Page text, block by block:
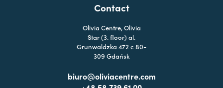
Contact
Olivia Centre, Olivia
Star (3. floor) al.
Grunwaldzka 472 c 80-
309 Gdańsk
biuro@oliviacentre.com